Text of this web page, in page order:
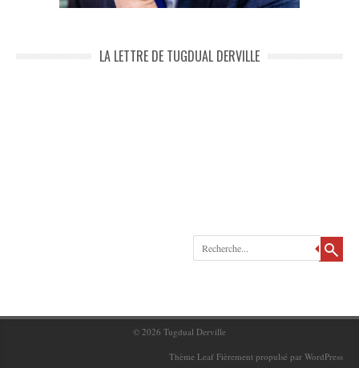
LA LETTRE DE TUGDUAL DERVILLE
Recherche
© 2026 Tugdual Derville
Thème Leaf Fièrement propulsé par WordPress